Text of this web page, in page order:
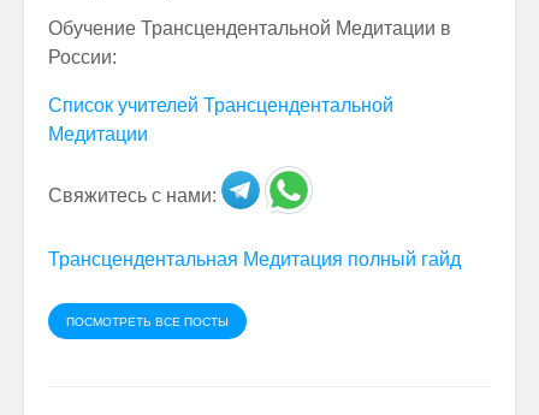
Обучение Трансцендентальной Медитации в
России:
Список учителей Трансцендентальной
Медитации
Свяжитесь с нами:
Трансцендентальная Медитация полный гайд
ПОСМОТРЕТЬ ВСЕ ПОСТЫ